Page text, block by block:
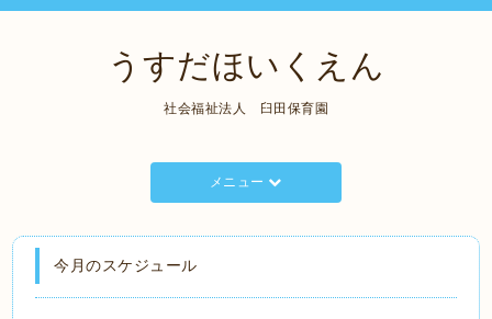
うすだほいくえん
社会福祉法人 臼田保育園
メニュー
今月のスケジュール